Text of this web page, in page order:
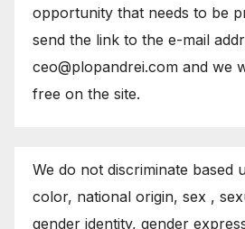
opportunity that needs to be
send the link to the e-mail
ceo@plopandrei.com and we
free on the site.
We do not discriminate based
color, national origin, sex ,
gender identity, gender